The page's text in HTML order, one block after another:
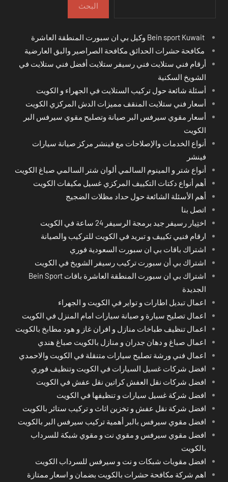
البحث
مكافحة حشرات الحدائق مكافحة الصراصير والبق العارضية
أرقام فني ستلايت فني رسيفر ستلايت أفضل فني ستلايت في
الشويخ السكنية
أسئلة شائعة حول تركيب الستلايت في الجهراء و الكويت
أسعار فني ستلايت المنقف مميزات الدش المركزي الكويت
أسعار مقوي سيرفس البر صيانة وتصليح مقوي سيرفس البر
الكويت
أنواع الخدمات والإصلاحات مع فينشر مركز صيانة سيارات
فينشر
أنواع شتر و المينوم السالمي ألوان شتر السالمي صباغ الكويت
أهم أنواع دكتات التكييف المركزي غسيل مكيفات الكويت
أهم الأسئلة الشائعة حول حداد مظلات الضجيج
اتصل بنا
اختِيار رسيفر جيد برمجة الرسيفر 24 ساعة في الكويت
ارقام فنيي تكييف و تبريد في الكويت للتركيب والصيانة
اشتراك باقات بي ان سبورت السعودية فوري
اشتراك بي أن سبورت تركيب رسيفر الشويخ في الكويت
اشتراك بي ان سبورت المنطقة العاشرة باقات Bein Sport
الجديدة
اعمال تبديل اطارات و تواير في الكويت و الجهراء
اعمال تصليح سيارة و صيانة سيارات امام المنزل في الكويت
اعمال تنظيف طباخات منازل و افران غاز و هود مطابخ بالكويت
اعمال صباغ و دهان جدران و منازل بالكويت صباغ هندي
اعمال فني ورشة تصليح سيارات متنقلة في الكويت والاحمدي
افضل شركات غسيل السيارات في الكويت وتنظيف فوري
افضل شركات نقل العفش كراتين نقل عفش في الكويت
افضل شركة غسيل سيارات و تنظيفها في الكويت
افضل شركة نقل عفش و تخزين اثاث و تركيب ستائر بالكويت
افضل مقوي سيرفس بالبر أهمية تركيب سيرفس البر بالكويت
افضل مقوي سيرفس و مقوي نت و مقوي شبكة للسرداب
بالكويت
افضل مقويات شبكات و نت و سيرفس للسرداب الكويت
اهم شركة مكافحة حشرات بالكويت بضمان و اسعار ممتازة